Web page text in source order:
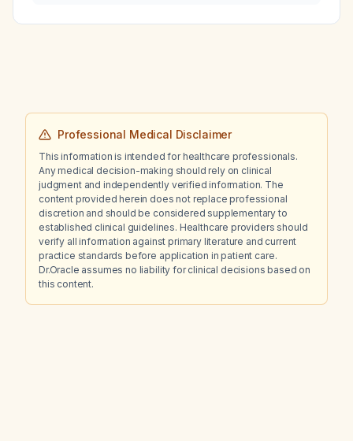
Professional Medical Disclaimer
This information is intended for healthcare professionals.
Any medical decision-making should rely on clinical
judgment and independently verified information. The
content provided herein does not replace professional
discretion and should be considered supplementary to
established clinical guidelines. Healthcare providers should
verify all information against primary literature and current
practice standards before application in patient care.
Dr.Oracle assumes no liability for clinical decisions based on
this content.